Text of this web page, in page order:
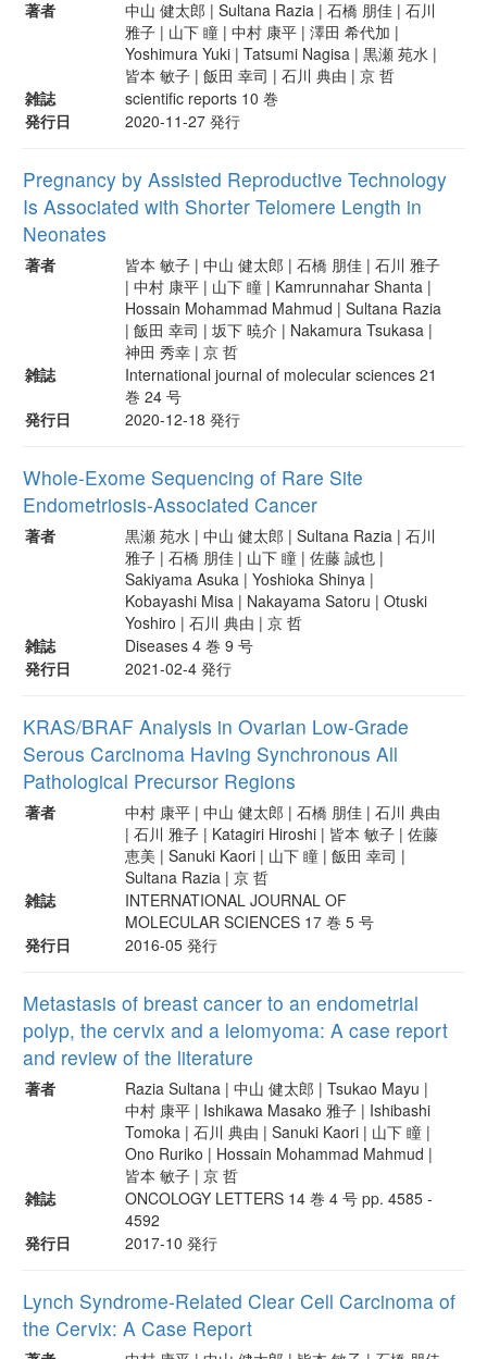
著者
中山 健太郎 | Sultana Razia | 石橋 朋佳 | 石川
雅子 | 山下 瞳 | 中村 康平 | 澤田 希代加 |
Yoshimura Yuki | Tatsumi Nagisa | 黒瀬 苑水 |
皆本 敏子 | 飯田 幸司 | 石川 典由 | 京 哲
雑誌
scientific reports 10 巻
発行日
2020-11-27 発行
Pregnancy by Assisted Reproductive Technology
Is Associated with Shorter Telomere Length in
Neonates
著者
皆本 敏子 | 中山 健太郎 | 石橋 朋佳 | 石川 雅子
| 中村 康平 | 山下 瞳 | Kamrunnahar Shanta |
Hossain Mohammad Mahmud | Sultana Razia
| 飯田 幸司 | 坂下 暁介 | Nakamura Tsukasa |
神田 秀幸 | 京 哲
雑誌
International journal of molecular sciences 21
巻 24 号
発行日
2020-12-18 発行
Whole-Exome Sequencing of Rare Site
Endometriosis-Associated Cancer
著者
黒瀬 苑水 | 中山 健太郎 | Sultana Razia | 石川
雅子 | 石橋 朋佳 | 山下 瞳 | 佐藤 誠也 |
Sakiyama Asuka | Yoshioka Shinya |
Kobayashi Misa | Nakayama Satoru | Otuski
Yoshiro | 石川 典由 | 京 哲
雑誌
Diseases 4 巻 9 号
発行日
2021-02-4 発行
KRAS/BRAF Analysis in Ovarian Low-Grade
Serous Carcinoma Having Synchronous All
Pathological Precursor Regions
著者
中村 康平 | 中山 健太郎 | 石橋 朋佳 | 石川 典由
| 石川 雅子 | Katagiri Hiroshi | 皆本 敏子 | 佐藤
恵美 | Sanuki Kaori | 山下 瞳 | 飯田 幸司 |
Sultana Razia | 京 哲
雑誌
INTERNATIONAL JOURNAL OF
MOLECULAR SCIENCES 17 巻 5 号
発行日
2016-05 発行
Metastasis of breast cancer to an endometrial
polyp, the cervix and a leiomyoma: A case report
and review of the literature
著者
Razia Sultana | 中山 健太郎 | Tsukao Mayu |
中村 康平 | Ishikawa Masako 雅子 | Ishibashi
Tomoka | 石川 典由 | Sanuki Kaori | 山下 瞳 |
Ono Ruriko | Hossain Mohammad Mahmud |
皆本 敏子 | 京 哲
雑誌
ONCOLOGY LETTERS 14 巻 4 号 pp. 4585 -
4592
発行日
2017-10 発行
Lynch Syndrome-Related Clear Cell Carcinoma of
the Cervix: A Case Report